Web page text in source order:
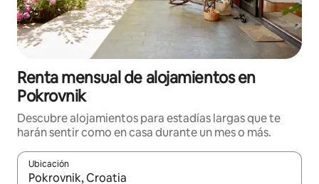
Renta mensual de alojamientos en
Pokrovnik
Descubre alojamientos para estadías largas que te
harán sentir como en casa durante un mes o más.
Ubicación
Cuando los resultados estén disponibles, navega con las